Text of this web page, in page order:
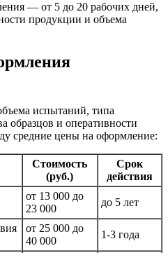
— от 5 до 20 рабочих дней,
продукции и объема
испытаний, типа
образцов и оперативности
средние цены на оформление:
Стоимость
(руб.)
Срок
действия
от 13 000 до
23 000
до 5 лет
от 25 000 до
40 000
1-3 года